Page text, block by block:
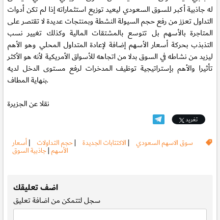
له جاذبية أكبر للسوق السعودي ليعيد توزيع استثماراته إذا لم تكن أدوات
التداول تعزز من رفع حجم السيولة النشطة وبمنتجات عديدة لا تقتصر على
المتاجرة بالأسهم بل تتوسع بالمشتقات المالية وكذلك تغيير نسب
التذبذب بحركة أسعار الأسهم إضافة لإعادة المتداول المحلي وهو الأهم
ليزيد من نشاطه في السوق بدلا من اتجاهه للأسواق الأمريكية لأنه هو الأكثر
تأثيرا والأهم بإستراتيجية توظيف المدخرات لرفع مستوى الدخل لديه
بنهاية المطاف.
نقلا عن الجزيرة
تغريد
سوق الاسهم السعودي | الاكتتابات الجديدة |حجم التداولات |أسعار
الأسهم|جاذبية السوق
اضف تعليقك
سجللتتمكن من اضافة تعليق